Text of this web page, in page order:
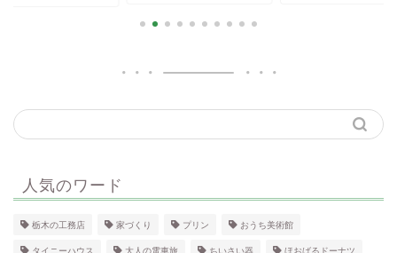
人気のワード
栃木の工務店 家づくり プリン おうち美術館
タイニーハウス 大人の電車旅 ちいさい器 ほおばるドーナツ